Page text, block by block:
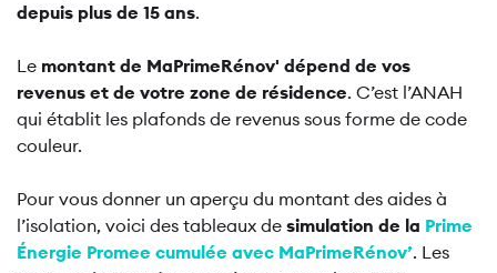
depuis plus de 15 ans.
Le montant de MaPrimeRénov' dépend de vos
revenus et de votre zone de résidence. C’est l’ANAH
qui établit les plafonds de revenus sous forme de code
couleur.
Pour vous donner un aperçu du montant des aides à
l’isolation, voici des tableaux de simulation de la Prime
Énergie Promee cumulée avec MaPrimeRénov’. Les